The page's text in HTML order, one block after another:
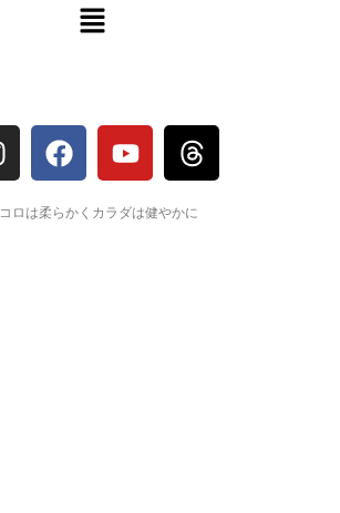
ロは柔らかくカラダは健やかに